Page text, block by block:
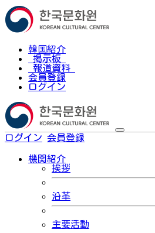
韓国紹介
掲示板
報道資料
会員登録
ログイン
ログイン 会員登録
機関紹介
挨拶
沿革
主要活動